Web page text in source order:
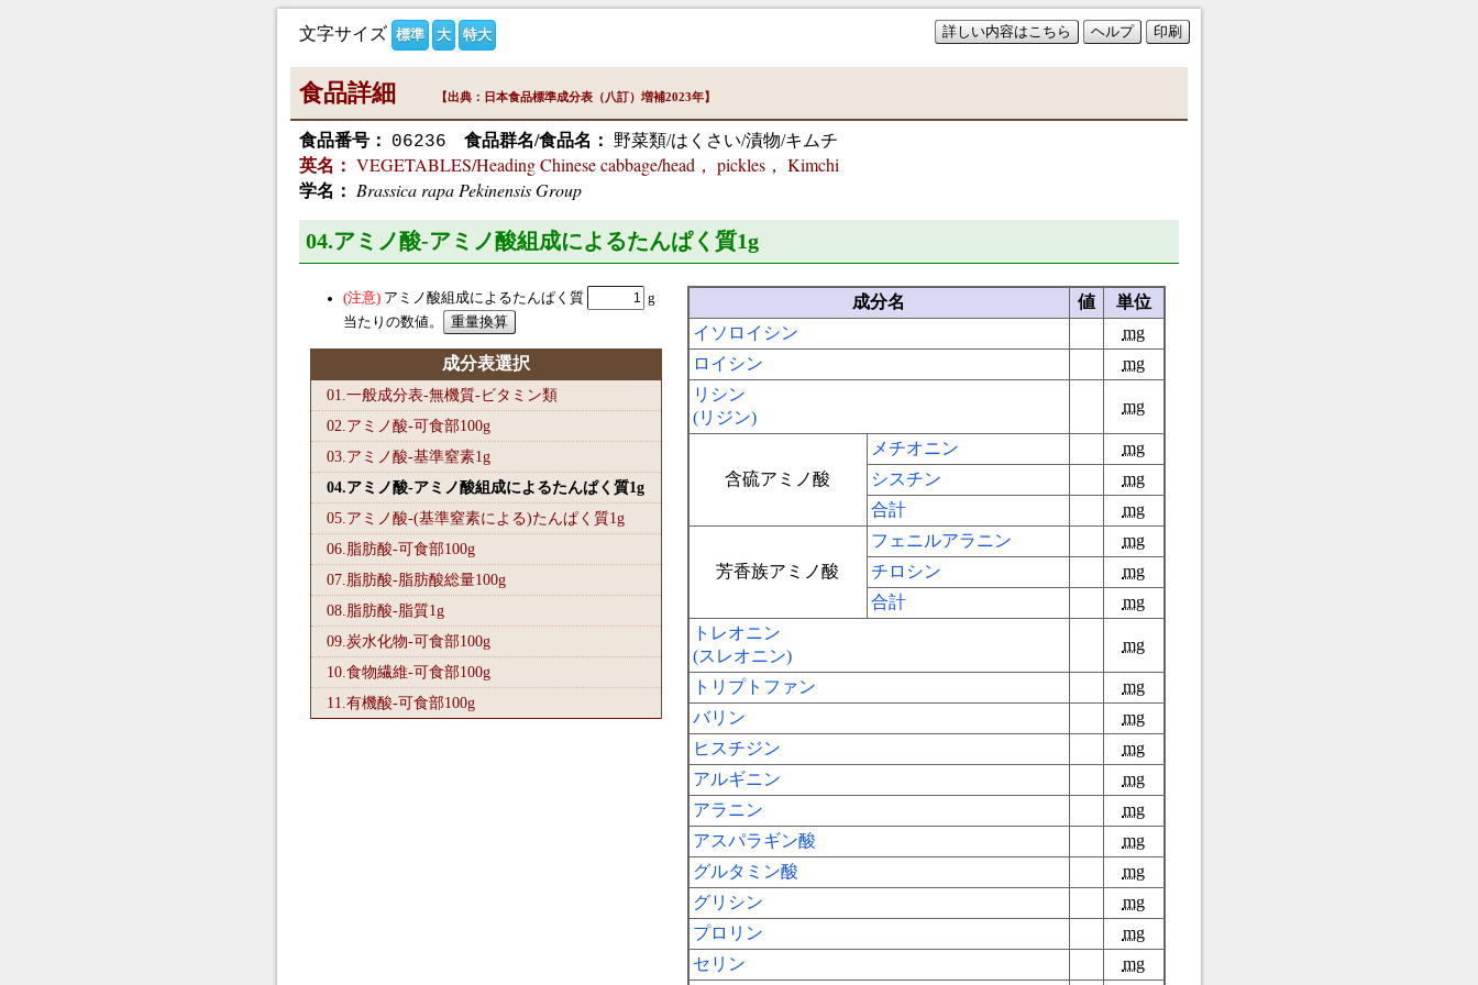
詳しい内容はこちら ヘルプ 印刷
文字サイズ 標準 大 特大
食品詳細 【出典：日本食品標準成分表（八訂）増補2023年】
食品番号： 06236 食品群名/食品名：
野菜類/はくさい/漬物/キムチ
英名： VEGETABLES/Heading Chinese cabbage/head， pickles， Kimchi
学名： Brassica rapa Pekinensis Group
04.アミノ酸-アミノ酸組成によるたんぱく質1g
アミノ酸組成によるたんぱく質
g
当たりの数値。
成分表選択
01.一般成分表-無機質-ビタミン類
02.アミノ酸-可食部100g
03.アミノ酸-基準窒素1g
04.アミノ酸-アミノ酸組成によるたんぱく質1g
05.アミノ酸-(基準窒素による)たんぱく質1g
06.脂肪酸-可食部100g
07.脂肪酸-脂肪酸総量100g
08.脂肪酸-脂質1g
09.炭水化物-可食部100g
10.食物繊維-可食部100g
11.有機酸-可食部100g
成分名 値
単位
イソロイシン
mg
ロイシン
mg
リシン
(リジン)
mg
含硫アミノ酸
メチオニン
mg
シスチン
mg
合計
mg
芳香族アミノ酸
フェニルアラニン
mg
チロシン
mg
合計
mg
トレオニン
(スレオニン)
mg
トリプトファン
mg
バリン
mg
ヒスチジン
mg
アルギニン
mg
アラニン
mg
アスパラギン酸
mg
グルタミン酸
mg
グリシン
mg
プロリン
mg
セリン
mg